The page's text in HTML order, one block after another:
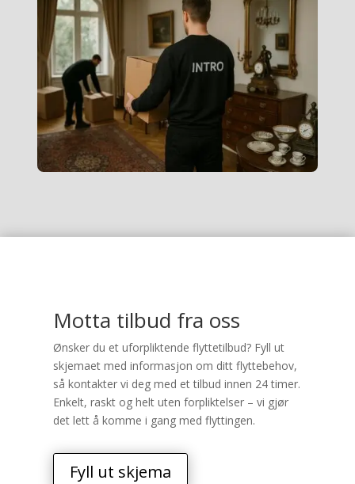
Motta tilbud fra oss
Ønsker du et uforpliktende flyttetilbud? Fyll ut
skjemaet med informasjon om ditt flyttebehov,
så kontakter vi deg med et tilbud innen 24 timer.
Enkelt, raskt og helt uten forpliktelser – vi gjør
det lett å komme i gang med flyttingen.
Fyll ut skjema